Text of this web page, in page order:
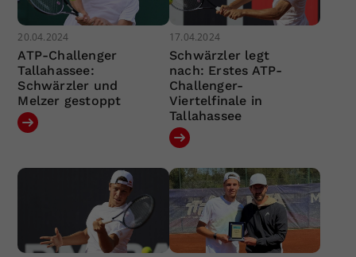
20.04.2024
ATP-Challenger
Tallahassee:
Schwärzler und
Melzer gestoppt
17.04.2024
Schwärzler legt
nach: Erstes ATP-
Challenger-
Viertelfinale in
Tallahassee